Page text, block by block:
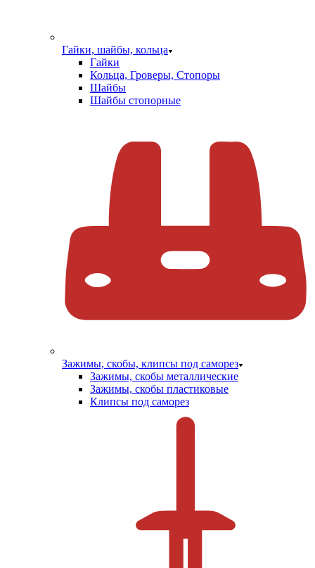
Гайки, шайбы, кольца
Гайки
Кольца, Гроверы, Стопоры
Шайбы
Шайбы стопорные
Зажимы, скобы, клипсы под саморез
Зажимы, скобы металлические
Зажимы, скобы пластиковые
Клипсы под саморез